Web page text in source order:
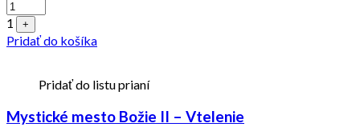
1 +
Pridať do košíka
Pridať do listu prianí
Mystické mesto Božie II – Vtelenie